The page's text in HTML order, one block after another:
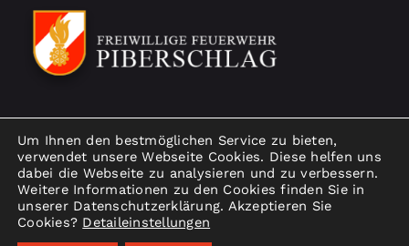
© Copyright 2026 | Freiwillige Feuerwehr Piberschlag
Um Ihnen den bestmöglichen Service zu bieten,
verwendet unsere Webseite Cookies. Diese helfen uns
dabei die Webseite zu analysieren und zu verbessern.
Weitere Informationen zu den Cookies finden Sie in
unserer Datenschutzerklärung. Akzeptieren Sie
Cookies? Detaileinstellungen